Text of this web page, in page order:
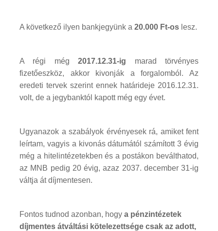
A következő ilyen bankjegyünk a 20.000 Ft-os lesz.
A régi még2017.12.31-ig marad törvényes
fizetőeszköz, akkor kivonják a forgalomból. Az
eredeti tervek szerint ennek határideje 2016.12.31.
volt, de a jegybanktól kapott még egy évet.
Ugyanazok a szabályok érvényesek rá, amiket fent
leírtam, vagyis a kivonás dátumától számított 3 évig
még a hitelintézetekben és a postákon beválthatod,
az MNB pedig 20 évig, azaz 2037. december 31-ig
váltja át díjmentesen.
Fontos tudnod azonban, hogy a pénzintézetek
díjmentes átváltási kötelezettsége csak az adott,